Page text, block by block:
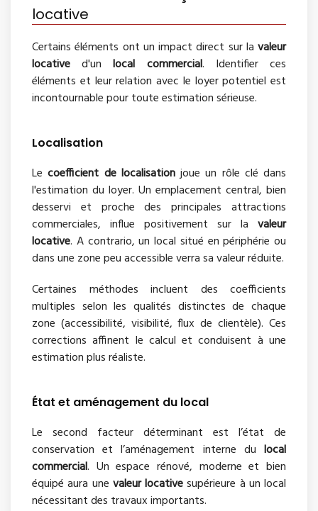
locative
Certains éléments ont un impact direct sur la valeur
locative d'unlocal commercial. Identifier ces
éléments et leur relation avec le loyer potentiel est
incontournable pour toute estimation sérieuse.
Localisation
Lecoefficient de localisationjoue un rôle clé dans
l'estimation du loyer. Un emplacement central, bien
desservi et proche des principales attractions
commerciales, influe positivement sur la valeur
locative. A contrario, un local situé en périphérie ou
dans une zone peu accessible verra sa valeur réduite.
Certaines méthodes incluent des coefficients
multiples selon les qualités distinctes de chaque
zone (accessibilité, visibilité, flux de clientèle). Ces
corrections affinent le calcul et conduisent à une
estimation plus réaliste.
État et aménagement du local
Le second facteur déterminant est l’état de
conservation et l’aménagement interne du local
commercial. Un espace rénové, moderne et bien
équipé aura une valeur locativesupérieure à un local
nécessitant des travaux importants.